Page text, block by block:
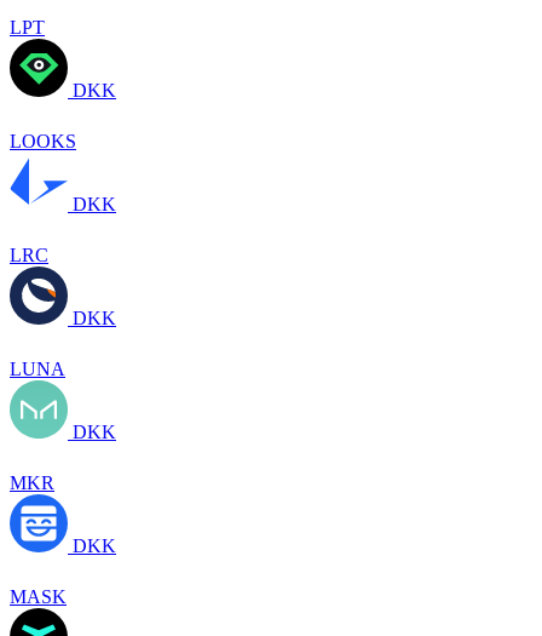
LPT
DKK
LOOKS
DKK
LRC
DKK
LUNA
DKK
MKR
DKK
MASK